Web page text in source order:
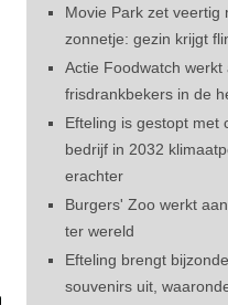
Movie Park zet veertig
zonnetje: gezin krijgt
Actie Foodwatch
frisdrankbekers in de
Efteling is gestopt met
bedrijf in 2032
erachter
Burgers' Zoo werkt
ter wereld
Efteling brengt
souvenirs uit,